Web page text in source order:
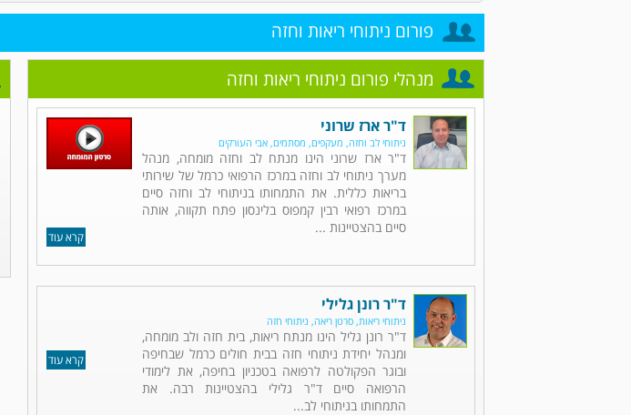
פורום ניתוחי ריאות וחזה
מנהלי פורום ניתוחי ריאות וחזה
קרא עוד
ד"ר ארז שרוני
ניתוחי לב וחזה, מעקפים, מסתמים, אבי העורקים
ד"ר ארז שרוני הינו מנתח לב וחזה מומחה, מנהל
מערך ניתוחי לב וחזה במרכז הרפואי כרמל של שירותי
בריאות כללית. את התמחותו בניתוחי לב וחזה סיים
במרכז רפואי רבין קמפוס בלינסון פתח תקווה, אותה
סיים בהצטיינות ...
קרא עוד
ד"ר רונן גלילי
ניתוחי ריאות, סרטן ריאה, ניתוחי חזה
ד"ר רונן גליל הינו מנתח ריאות, בית חזה ולב מומחה,
ומנהל יחידת ניתוחי חזה בבית חולים כרמל שבחיפה
ובוגר הפקולטה לרפואה בטכניון בחיפה, את לימודי
הרפואה סיים ד"ר גלילי בהצטיינות רבה. את
התמחותו בניתוחי לב...